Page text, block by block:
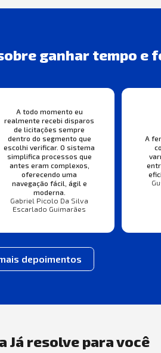
ganhar tempo e
A todo momento eu
realmente recebi disparos
de licitações sempre
dentro do segmento que
escolhi verificar. O sistema
simplifica processos que
antes eram complexos,
oferecendo uma
navegação fácil, ágil e
moderna.
Gabriel Picolo Da Silva
Escarlado Guimarães
A
depoimentos
Já resolve para você